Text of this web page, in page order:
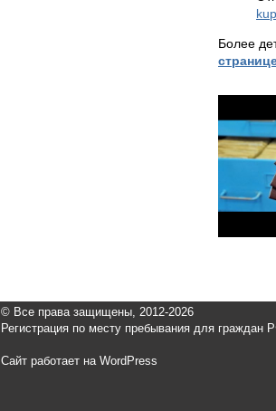
Более
© Все права защищены, 2012-2026
Регистрация по месту пребывания для граждан
Сайт работает на WordPress